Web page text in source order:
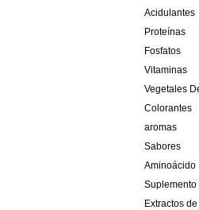
Acidulantes
Proteínas
Fosfatos
Vitaminas
Vegetales
Colorantes
aromas
Sabores
Aminoácido
Suplemento
Extractos